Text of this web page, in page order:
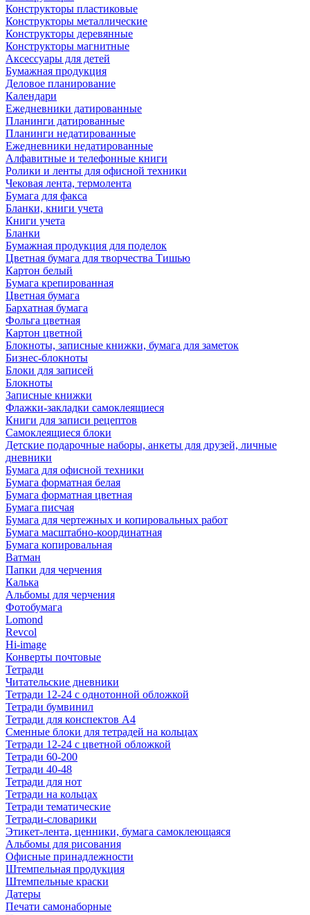
Конструкторы пластиковые
Конструкторы металлические
Конструкторы деревянные
Конструкторы магнитные
Аксессуары для детей
Бумажная продукция
Деловое планирование
Календари
Ежедневники датированные
Планинги датированные
Планинги недатированные
Ежедневники недатированные
Алфавитные и телефонные книги
Ролики и ленты для офисной техники
Чековая лента, термолента
Бумага для факса
Бланки, книги учета
Книги учета
Бланки
Бумажная продукция для поделок
Цветная бумага для творчества Тишью
Картон белый
Бумага крепированная
Цветная бумага
Бархатная бумага
Фольга цветная
Картон цветной
Блокноты, записные книжки, бумага для заметок
Бизнес-блокноты
Блоки для записей
Блокноты
Записные книжки
Флажки-закладки самоклеящиеся
Книги для записи рецептов
Самоклеящиеся блоки
Детские подарочные наборы, анкеты для друзей, личные
дневники
Бумага для офисной техники
Бумага форматная белая
Бумага форматная цветная
Бумага писчая
Бумага для чертежных и копировальных работ
Бумага масштабно-координатная
Бумага копировальная
Ватман
Папки для черчения
Калька
Альбомы для черчения
Фотобумага
Lomond
Revcol
Hi-image
Конверты почтовые
Тетради
Читательские дневники
Тетради 12-24 с однотонной обложкой
Тетради бумвинил
Тетради для конспектов А4
Сменные блоки для тетрадей на кольцах
Тетради 12-24 с цветной обложкой
Тетради 60-200
Тетради 40-48
Тетради для нот
Тетради на кольцах
Тетради тематические
Тетради-словарики
Этикет-лента, ценники, бумага самоклеющаяся
Альбомы для рисования
Офисные принадлежности
Штемпельная продукция
Штемпельные краски
Датеры
Печати самонаборные